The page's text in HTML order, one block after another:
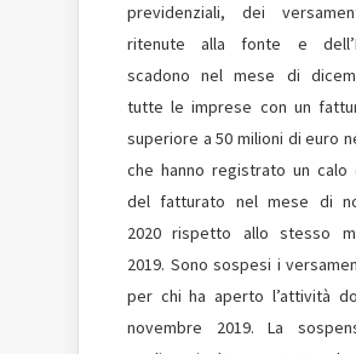
previdenziali, dei
ritenute alla fonte e
scadono nel mese di
tutte le imprese con un
superiore a 50 milioni di euro
che hanno registrato un calo
del fatturato nel mese di
2020 rispetto allo stesso
2019. Sono sospesi i
per chi ha aperto l’attività
novembre 2019. La